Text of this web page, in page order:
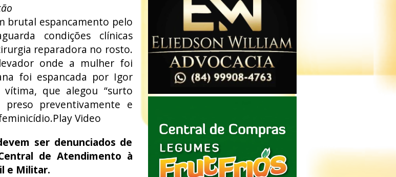
brutal espancamento pelo
condições clínicas
reparadora no rosto.
onde a mulher foi
foi espancada por Igor
que alegou “surto
preso preventivamente e
Video
ser denunciados de
de Atendimento à
e Militar.